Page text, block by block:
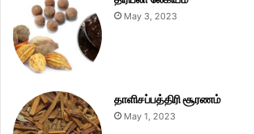
May 3, 2023
தாளிசப்பத்திரி சூரணம்
May 1, 2023